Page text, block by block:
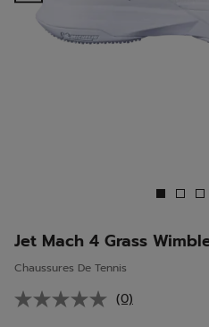
Jet Mach 4 Grass
Chaussures De Tennis
Aucune
(0)